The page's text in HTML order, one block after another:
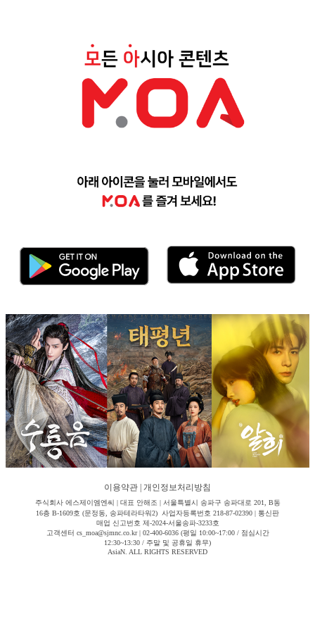
이용약관 개인정보처리방침
주식회사 에스제이엠엔씨 | 대표 안해조 | 서울특별시 송파구 송파대로 201, B동
16층 B-1609호 (문정동, 송파테라타워2) 사업자등록번호 218-87-02390 | 통신판
매업 신고번호 제-2024-서울송파-3233호
고객센터 cs_moa@sjmnc.co.kr | 02-400-6036 (평일 10:00~17:00 / 점심시간
12:30~13:30 / 주말 및 공휴일 휴무)
AsiaN. ALL RIGHTS RESERVED